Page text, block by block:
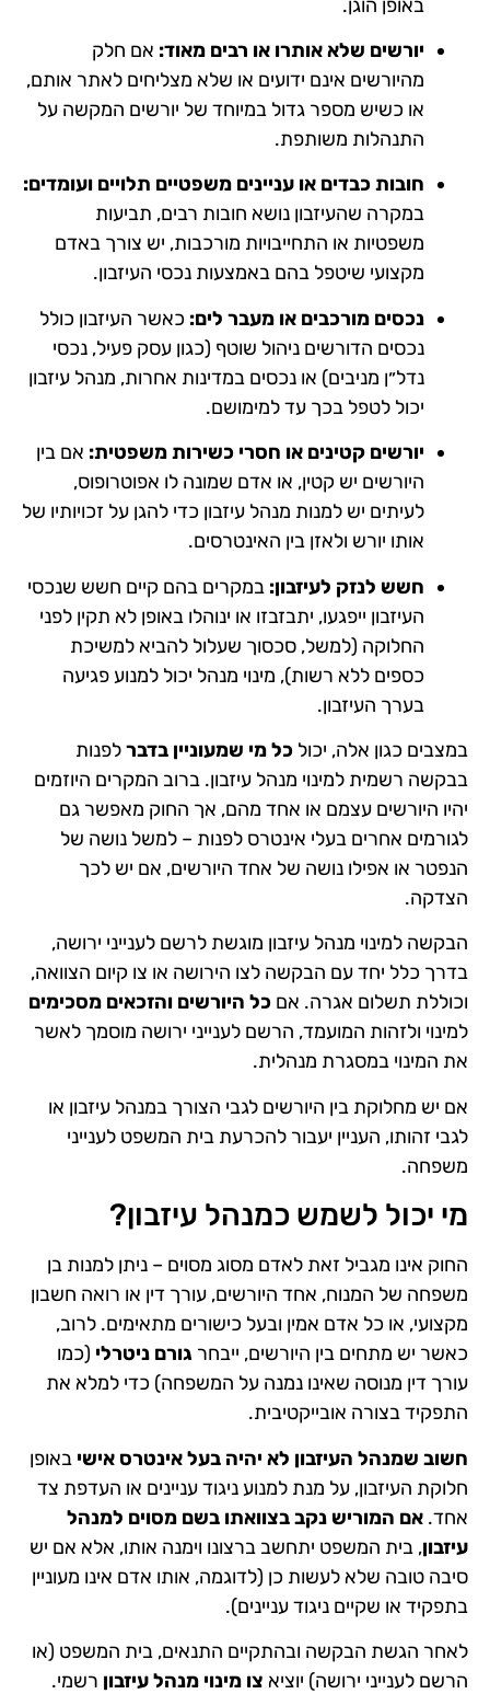
באופן הוגן.
יורשים שלא אותרו או רבים מאוד: אם חלק
מהיורשים אינם ידועים או שלא מצליחים לאתר אותם,
או כשיש מספר גדול במיוחד של יורשים המקשה על
התנהלות משותפת.
חובות כבדים או עניינים משפטיים תלויים ועומדים:
במקרה שהעיזבון נושא חובות רבים, תביעות
משפטיות או התחייבויות מורכבות, יש צורך באדם
מקצועי שיטפל בהם באמצעות נכסי העיזבון.
נכסים מורכבים או מעבר לים: כאשר העיזבון כולל
נכסים הדורשים ניהול שוטף (כגון עסק פעיל, נכסי
נדל״ן מניבים) או נכסים במדינות אחרות, מנהל עיזבון
יכול לטפל בכך עד למימושם.
יורשים קטינים או חסרי כשירות משפטית: אם בין
היורשים יש קטין, או אדם שמונה לו אפוטרופוס,
לעיתים יש למנות מנהל עיזבון כדי להגן על זכויותיו של
אותו יורש ולאזן בין האינטרסים.
חשש לנזק לעיזבון: במקרים בהם קיים חשש שנכסי
העיזבון ייפגעו, יתבזבזו או ינוהלו באופן לא תקין לפני
החלוקה (למשל, סכסוך שעלול להביא למשיכת
כספים ללא רשות), מינוי מנהל יכול למנוע פגיעה
בערך העיזבון.
במצבים כגון אלה, יכול כל מי שמעוניין בדברלפנות
בבקשה רשמית למינוי מנהל עיזבון. ברוב המקרים היוזמים
יהיו היורשים עצמם או אחד מהם, אך החוק מאפשר גם
לגורמים אחרים בעלי אינטרס לפנות – למשל נושה של
הנפטר או אפילו נושה של אחד היורשים, אם יש לכך
הצדקה.
הבקשה למינוי מנהל עיזבון מוגשת לרשם לענייני ירושה,
בדרך כלל יחד עם הבקשה לצו הירושה או צו קיום הצוואה,
וכוללת תשלום אגרה. אם כל היורשים והזכאים מסכימים
למינוי ולזהות המועמד, הרשם לענייני ירושה מוסמך לאשר
את המינוי במסגרת מנהלית.
אם יש מחלוקת בין היורשים לגבי הצורך במנהל עיזבון או
לגבי זהותו, העניין יעבור להכרעת בית המשפט לענייני
משפחה.
מי יכול לשמש כמנהל עיזבון?
החוק אינו מגביל זאת לאדם מסוג מסוים – ניתן למנות בן
משפחה של המנוח, אחד היורשים, עורך דין או רואה חשבון
מקצועי, או כל אדם אמין ובעל כישורים מתאימים. לרוב,
כאשר יש מתחים בין היורשים, ייבחר גורם ניטרלי (כמו
עורך דין מנוסה שאינו נמנה על המשפחה) כדי למלא את
התפקיד בצורה אובייקטיבית​.
חשוב שמנהל העיזבון לא יהיה בעל אינטרס אישי באופן
חלוקת העיזבון, על מנת למנוע ניגוד עניינים או העדפת צד
אחד​. אם המוריש נקב בצוואתו בשם מסוים למנהל
עיזבון, בית המשפט יתחשב ברצונו וימנה אותו, אלא אם יש
סיבה טובה שלא לעשות כן (לדוגמה, אותו אדם אינו מעוניין
בתפקיד או שקיים ניגוד עניינים).
לאחר הגשת הבקשה ובהתקיים התנאים, בית המשפט (או
הרשם לענייני ירושה) יוציא צו מינוי מנהל עיזבון רשמי.